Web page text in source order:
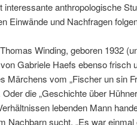
interessante anthropologische
Einwände und Nachfragen
Winding, geboren 1932
Gabriele Haefs ebenso frisch
Märchens vom „Fischer un sin
die „Geschichte über
lebenden Mann
Nachbarn sucht. „Es war